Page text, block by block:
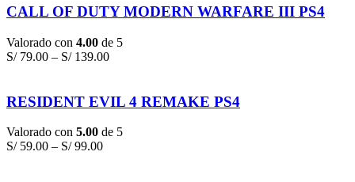
CALL OF DUTY MODERN WARFARE III PS4
Valorado con 4.00 de 5
S/79.00 – S/139.00
RESIDENT EVIL 4 REMAKE PS4
Valorado con 5.00 de 5
S/59.00 – S/99.00